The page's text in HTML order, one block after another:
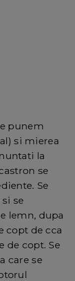
punem
si mierea
la
se
Se
se
lemn, dupa
copt de cca
de copt. Se
care se